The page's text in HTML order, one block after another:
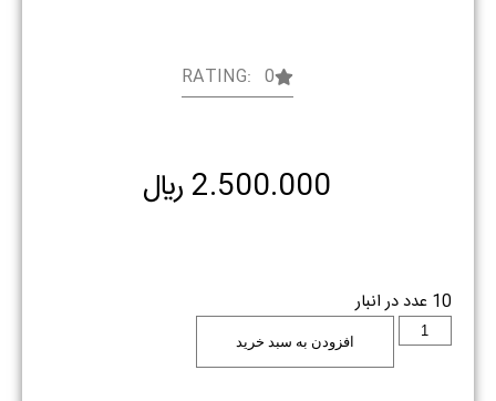
RATING: 0
2.500.000 ﷼
10 عدد در انبار
افزودن به سبد خرید